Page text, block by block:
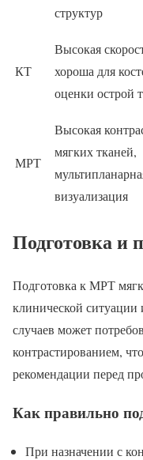
структур
КТ
Высокая
хороша для
оценки острой
МРТ
Высокая
мягких тканей,
визуализация
Подготовка и
Подготовка к МРТ
клинической ситуации
случаев может
контрастированием,
рекомендации перед
Как правильно
При назначении с